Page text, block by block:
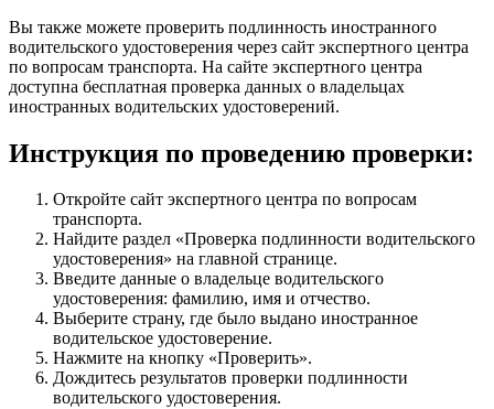
Вы также можете проверить подлинность иностранного
водительского удостоверения через сайт экспертного центра
по вопросам транспорта. На сайте экспертного центра
доступна бесплатная проверка данных о владельцах
иностранных водительских удостоверений.
Инструкция по проведению проверки:
Откройте сайт экспертного центра по вопросам
транспорта.
Найдите раздел «Проверка подлинности водительского
удостоверения» на главной странице.
Введите данные о владельце водительского
удостоверения: фамилию, имя и отчество.
Выберите страну, где было выдано иностранное
водительское удостоверение.
Нажмите на кнопку «Проверить».
Дождитесь результатов проверки подлинности
водительского удостоверения.